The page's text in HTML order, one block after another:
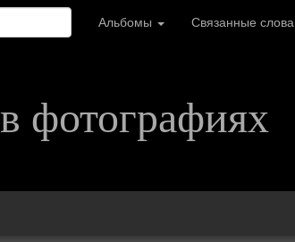
Альбомы Связанные слова
фотографиях